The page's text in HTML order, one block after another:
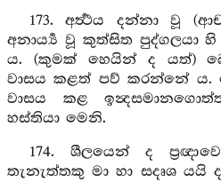
173. අර්‍ත්‍ථය දන්නා වූ
අනාර්‍ය්‍ය වූ කුත්සිත පුද්ගලයා
ය. (කුමක් හෙයින් ද යත්)
වාසය කළත් පව් කරන්නේ ය.
වාසය කළ
හස්තියා මෙනි.
174. ශීලයෙන් ද
තැනැත්තකු මා හා සදෘශ